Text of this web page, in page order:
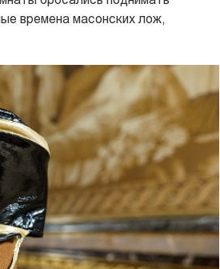
времена масонских лож,